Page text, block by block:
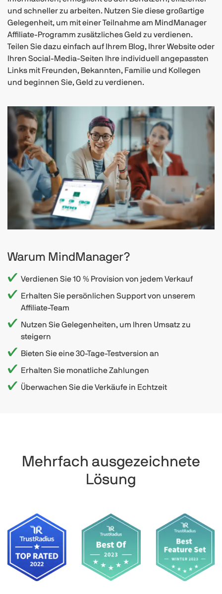
und schneller zu arbeiten. Nutzen Sie diese großartige
Gelegenheit, um mit einer Teilnahme am MindManager
Affiliate-Programm zusätzliches Geld zu verdienen.
Teilen Sie dazu einfach auf Ihrem Blog, Ihrer Website oder
Ihren Social-Media-Seiten Ihre individuell angepassten
Links mit Freunden, Bekannten, Familie und Kollegen
und beginnen Sie, Geld zu verdienen.
Warum MindManager?
Verdienen Sie 10 % Provision von jedem Verkauf
Erhalten Sie persönlichen Support von unserem
Affiliate-Team
Nutzen Sie Gelegenheiten, um Ihren Umsatz zu
steigern
Bieten Sie eine 30-Tage-Testversion an
Erhalten Sie monatliche Zahlungen
Überwachen Sie die Verkäufe in Echtzeit
Mehrfach ausgezeichnete
Lösung